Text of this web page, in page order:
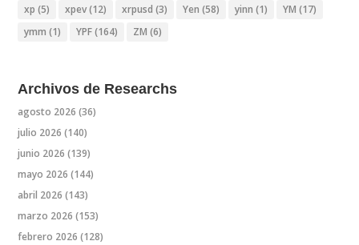
xp (5) xpev(12) xrpusd (3) Yen (58) yinn (1) YM (17)
ymm (1) YPF(164) ZM (6)
Archivos de Researchs
agosto 2026 (36)
julio 2026 (140)
junio 2026 (139)
mayo 2026 (144)
abril 2026 (143)
marzo 2026 (153)
febrero 2026 (128)